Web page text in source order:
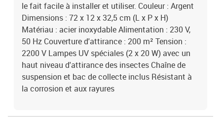
le fait facile à installer et utiliser. Couleur : Argent
Dimensions : 72 x 12 x 32,5 cm (L x P x H)
Matériau : acier inoxydable Alimentation : 230 V,
50 Hz Couverture d'attirance : 200 m² Tension :
2200 V Lampes UV spéciales (2 x 20 W) avec un
haut niveau d'attirance des insectes Chaîne de
suspension et bac de collecte inclus Résistant à
la corrosion et aux rayures